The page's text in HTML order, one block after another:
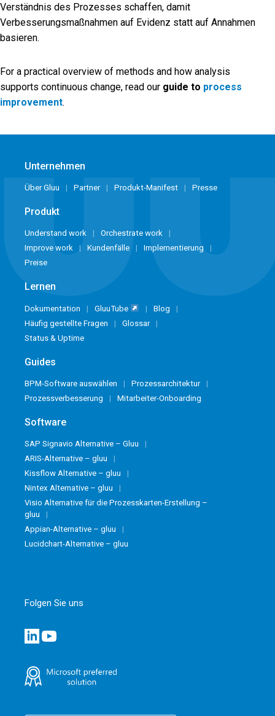
Verständnis des Prozesses schaffen, damit
Verbesserungsmaßnahmen auf Evidenz statt auf Annahmen
basieren.
For a practical overview of methods and how analysis
supports continuous change, read our guide to process
improvement.
Unternehmen
Über Gluu Partner Produkt-Manifest Presse
Produkt
Understand work
Orchestrate work
Improve work
Kundenfälle
Implementierung
Preise
Lernen
Dokumentation GluuTube
Blog
Häufig gestellte Fragen
Glossar
Status & Uptime
Guides
BPM-Software auswählen
Prozessarchitektur
Prozessverbesserung
Mitarbeiter-Onboarding
Software
SAP Signavio Alternative – Gluu
ARIS-Alternative – gluu
Kissflow Alternative – gluu
Nintex Alternative – gluu
Visio Alternative für die Prozesskarten-Erstellung –
gluu
Appian-Alternative – gluu
Lucidchart-Alternative – gluu
Folgen Sie uns